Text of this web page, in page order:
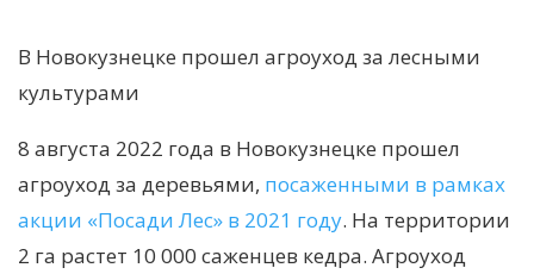
В Новокузнецке прошел агроуход за лесными
культурами
8 августа 2022 года в Новокузнецке прошел
агроуход за деревьями, посаженными в рамках
акции «Посади Лес» в 2021 году. На территории
2 га растет 10 000 саженцев кедра. Агроуход